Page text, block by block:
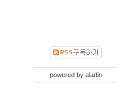
powered by aladin